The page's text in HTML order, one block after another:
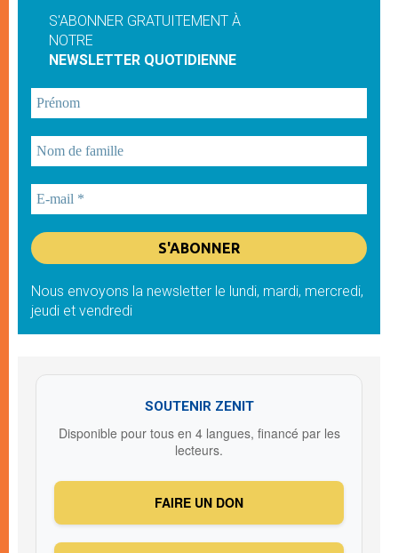
S'ABONNER GRATUITEMENT À
NOTRE
NEWSLETTER QUOTIDIENNE
Nous envoyons la newsletter le lundi, mardi, mercredi,
jeudi et vendredi
SOUTENIR ZENIT
Disponible pour tous en 4 langues, financé par les
lecteurs.
FAIRE UN DON